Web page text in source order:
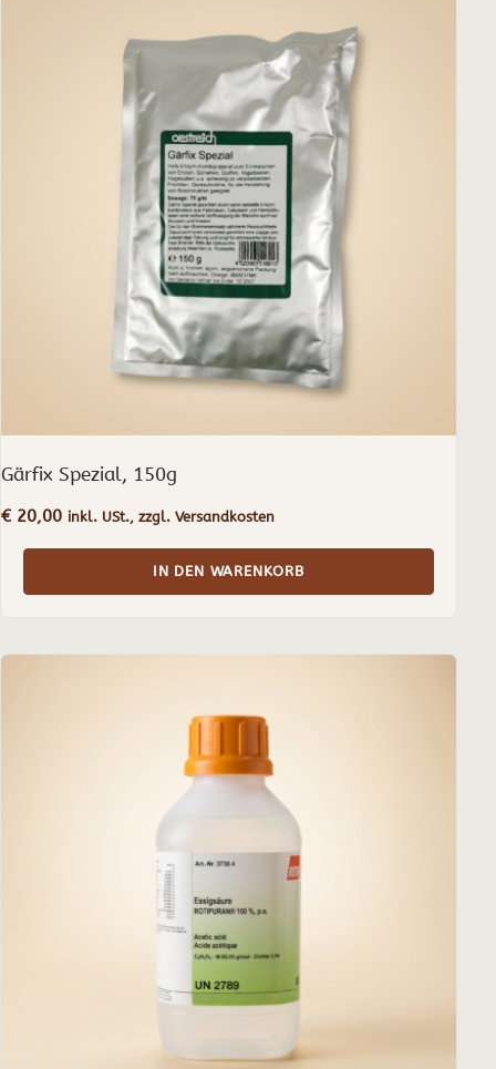
Gärfix Spezial, 150g
€20,00 inkl. USt., zzgl. Versandkosten
IN DEN WARENKORB